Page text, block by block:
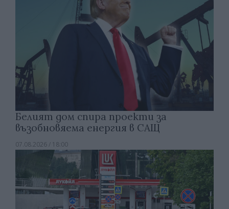
Белият дом спира проекти за
възобновяема енергия в САЩ
07.08.2026 / 18:00